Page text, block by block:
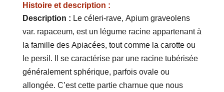
Histoire et description :
Description : Le céleri-rave, Apium graveolens
var. rapaceum, est un légume racine appartenant à
la famille des Apiacées, tout comme la carotte ou
le persil. Il se caractérise par une racine tubérisée
généralement sphérique, parfois ovale ou
allongée. C’est cette partie charnue que nous